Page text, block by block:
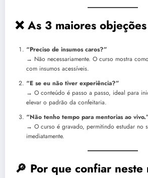
❌ As 3 maiores
“Preciso de insumos caros?”
→ Não necessariamente. O curso mostra
com insumos acessíveis.
“E se eu não tiver experiência?”
→ O conteúdo é passo a passo, ideal para
elevar o padrão da confeitaria.
“Não tenho tempo para mentorias ao
→ O curso é gravado, permitindo estudar no
imediatamente.
🔎 Por que confiar neste